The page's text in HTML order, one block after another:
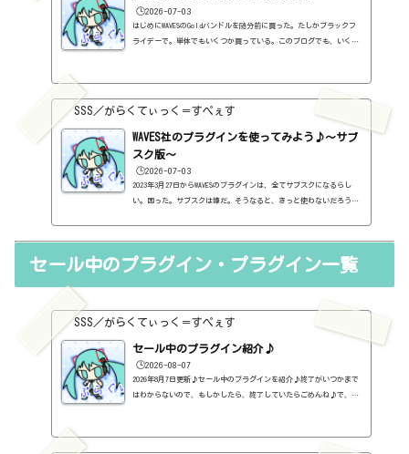
🕒️2026-07-03
はじめにWAVESのGoldバンドルを随分前に買った。たしかブラックフ
ライデーで。単体でもいくつか買っている。このブログでも、いくつ
買った。まったくわからないまま。で、結論から言えば、ずっと使っ
ているものもあれば、全然使っていないものもあるのだけど、たしか
に...
SSS／がらくてぃっく＝すぺぇす
WAVES社のプラグインを使ってみよう♪～サブ
スク版～
🕒️2026-07-03
2023年3月27日からWAVESのプラグインは、全てサブスクになるらし
い。困った。サブスクは嫌だ。そうなると、きっと使わないだろうと
（追記）2日後にまさかの一本化を止めるという通知。販売も行われ
ab%e3%82%92%...
セール中のプラグイン・プラグイン一覧
SSS／がらくてぃっく＝すぺぇす
セール中のプラグイン紹介♪
🕒️2026-08-07
2026年8月7日更新♪セール中のプラグインを紹介♪終了がいつかまで
はわからないので、もしかしたら、終了していたらごめんね♪で、相